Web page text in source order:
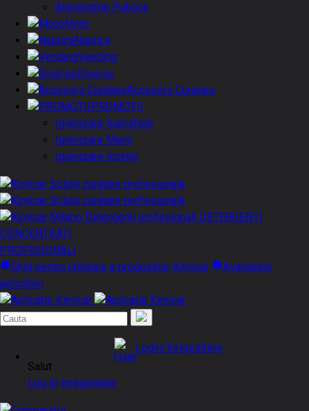
Alimentatie Publica
Moto
Nautica
Vending
Diverse
Accesorii Curatare
PROMOTII
Igienizare Suprafete
Igienizare Maini
Igienizare Incinte
DETERGENTI
CONCENTRATI
PROFESIONALI
Ghid pentru utilizare a produselor Kimicar
Avantajele
aplicatiei
Login/Inregistrare
Salut
Log In Inregistrare